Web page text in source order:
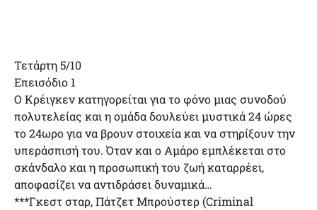
Τετάρτη 5/10
Επεισόδιο 1
Ο Κρέιγκεν κατηγορείται για το φόνο μιας συνοδού
πολυτελείας και η ομάδα δουλεύει μυστικά 24 ώρες
το 24ωρο για να βρουν στοιχεία και να στηρίξουν την
υπεράσπισή του. Όταν και ο Αμάρο εμπλέκεται στο
σκάνδαλο και η προσωπική του ζωή καταρρέει,
αποφασίζει να αντιδράσει δυναμικά…
***Γκεστ σταρ, Πάτζετ Μπρούστερ (Criminal